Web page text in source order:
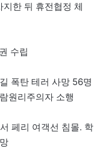
한 뒤 휴전협정 체
수립
폭탄 테러 사망 56명
원리주의자 소행
페리 여객선 침몰. 학